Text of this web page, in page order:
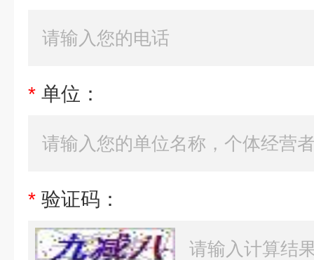
* 单位：
* 验证码：